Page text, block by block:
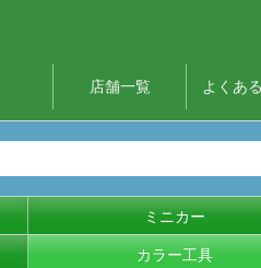
店舗一覧 よくあ
ミニカー
カラー工具